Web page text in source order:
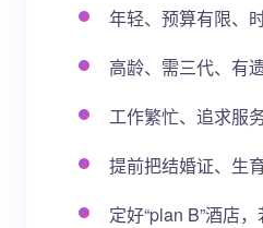
年轻、预算有限、
高龄、需三代、有
工作繁忙、追求服
提前把结婚证、生
定好“plan B”酒店